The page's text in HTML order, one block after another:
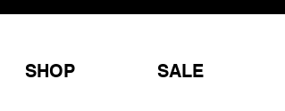
SHOP SALE